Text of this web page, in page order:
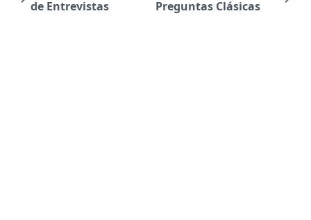
de Entrevistas
Preguntas Clásicas